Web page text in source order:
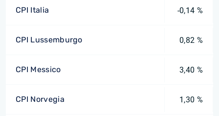
CPI Italia -0,14 %
CPI Lussemburgo 0,82 %
CPI Messico 3,40 %
CPI Norvegia 1,30 %